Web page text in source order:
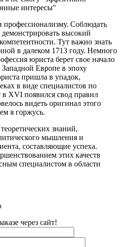
интересы"
профессионализму. Соблюдать
высокий
Тут важно знать
в далеком 1713 году. Немного
юриста берет свое начало
Европе в эпоху
пришла в упадок,
в виде специалистов по
XVI появился свод правил
видеть оригинал этого
я горжусь.
знаний,
мышления и
составляющие успеха.
этих качеств
специалистом в области
через сайт!